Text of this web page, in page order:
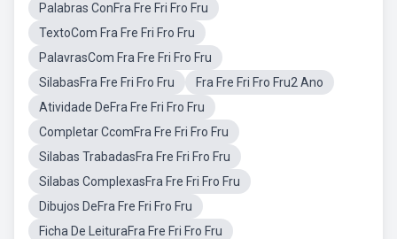
Palabras ConFra Fre Fri Fro Fru
TextoCom Fra Fre Fri Fro Fru
PalavrasCom Fra Fre Fri Fro Fru
SilabasFra Fre Fri Fro Fru
Fra Fre Fri Fro Fru2 Ano
Atividade DeFra Fre Fri Fro Fru
Completar CcomFra Fre Fri Fro Fru
Silabas TrabadasFra Fre Fri Fro Fru
Silabas ComplexasFra Fre Fri Fro Fru
Dibujos DeFra Fre Fri Fro Fru
Ficha De LeituraFra Fre Fri Fro Fru